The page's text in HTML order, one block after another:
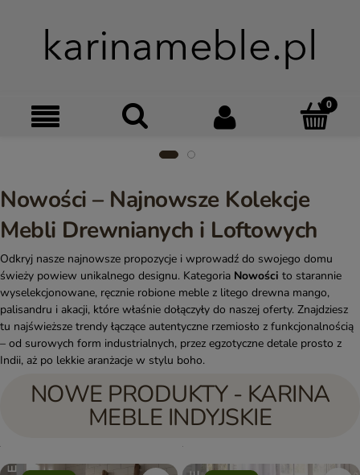
Menu Szukaj Moje
Nowości – Najnowsze Kolekcje
Mebli Drewnianych i Loftowych
Odkryj nasze najnowsze propozycje i wprowadź do swojego domu
świeży powiew unikalnego designu. Kategoria Nowości to starannie
wyselekcjonowane, ręcznie robione meble z litego drewna mango,
palisandru i akacji, które właśnie dołączyły do naszej oferty. Znajdziesz
tu najświeższe trendy łączące autentyczne rzemiosło z funkcjonalnością
– od surowych form industrialnych, przez egzotyczne detale prosto z
Indii, aż po lekkie aranżacje w stylu boho.
NOWE PRODUKTY - KARINA
MEBLE INDYJSKIE